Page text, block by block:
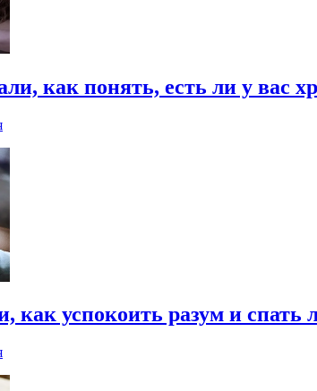
как понять, есть ли у вас
как успокоить разум и спать